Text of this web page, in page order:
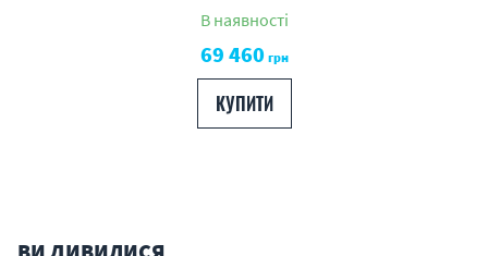
В наявності
69 460грн
КУПИТИ